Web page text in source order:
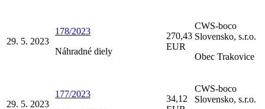
29. 5. 2023
178/2023
Náhradné diely
270,43
EUR
CWS-boco
Slovensko, s.r.o.
Obec Trakovice
29. 5. 2023
177/2023
34,12
CWS-boco
Slovensko, s.r.o.